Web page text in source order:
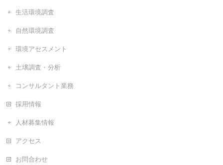
生活環境調査
自然環境調査
環境アセスメント
土壌調査・分析
コンサルタント業務
採用情報
人材募集情報
アクセス
お問合わせ